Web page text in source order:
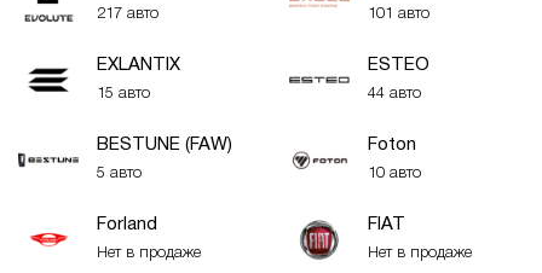
217 авто 101 авто
EXLANTIX
15 авто
ESTEO
44 авто
BESTUNE (FAW)
5 авто
Foton
10 авто
Forland
Нет в продаже
FIAT
Нет в продаже